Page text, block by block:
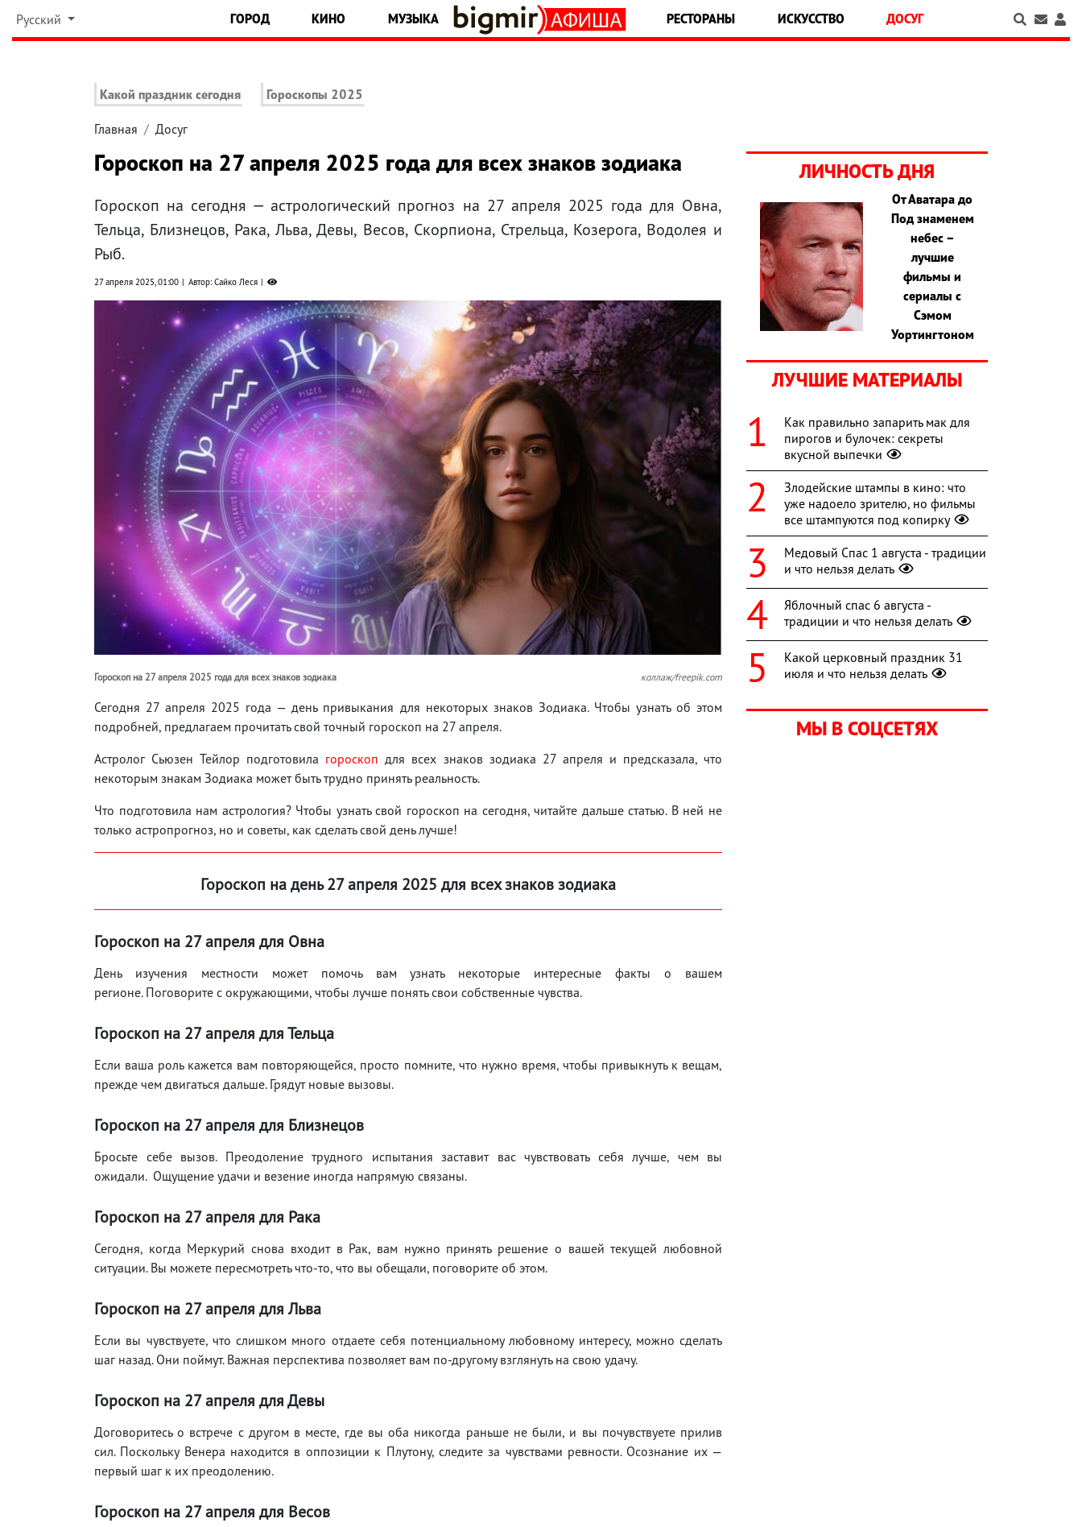
Русский ГОРОД КИНО МУЗЫКА РЕСТОРАНЫ ИСКУССТВО ДОСУГ
Какой праздник сегодня Гороскопы 2025
Главная Досуг
Гороскоп на 27 апреля 2025 года для всех знаков зодиака
Гороскоп на сегодня — астрологический прогноз на 27 апреля 2025 года для Овна,
Тельца, Близнецов, Рака, Льва, Девы, Весов, Скорпиона, Стрельца, Козерога, Водолея и
Рыб.
27 апреля 2025, 01:00 Автор: Сайко Леся
Гороскоп на 27 апреля 2025 года для всех знаков зодиака коллаж/freepik.com
Сегодня 27 апреля 2025 года — день привыкания для некоторых знаков Зодиака. Чтобы узнать об этом
подробней, предлагаем прочитать свой точный гороскоп на 27 апреля.
Астролог Сьюзен Тейлор подготовила гороскоп для всех знаков зодиака 27 апреля и предсказала, что
некоторым знакам Зодиака может быть трудно принять реальность.
Что подготовила нам астрология? Чтобы узнать свой гороскоп на сегодня, читайте дальше статью. В ней не
только астропрогноз, но и советы, как сделать свой день лучше!
Гороскоп на день 27 апреля 2025 для всех знаков зодиака
Гороскоп на 27 апреля для Овна
День изучения местности может помочь вам узнать некоторые интересные факты о вашем
регионе. Поговорите с окружающими, чтобы лучше понять свои собственные чувства.
Гороскоп на 27 апреля для Тельца
Если ваша роль кажется вам повторяющейся, просто помните, что нужно время, чтобы привыкнуть к вещам,
прежде чем двигаться дальше. Грядут новые вызовы.
Гороскоп на 27 апреля для Близнецов
Бросьте себе вызов. Преодоление трудного испытания заставит вас чувствовать себя лучше, чем вы
ожидали. Ощущение удачи и везение иногда напрямую связаны.
Гороскоп на 27 апреля для Рака
Сегодня, когда Меркурий снова входит в Рак, вам нужно принять решение о вашей текущей любовной
ситуации. Вы можете пересмотреть что-то, что вы обещали, поговорите об этом.
Гороскоп на 27 апреля для Льва
Если вы чувствуете, что слишком много отдаете себя потенциальному любовному интересу, можно сделать
шаг назад. Они поймут. Важная перспектива позволяет вам по-другому взглянуть на свою удачу.
Гороскоп на 27 апреля для Девы
Договоритесь о встрече с другом в месте, где вы оба никогда раньше не были, и вы почувствуете прилив
сил. Поскольку Венера находится в оппозиции к Плутону, следите за чувствами ревности. Осознание их —
первый шаг к их преодолению.
Гороскоп на 27 апреля для Весов
ЛИЧНОСТЬ ДНЯ
От Аватара до
Под знаменем
небес –
лучшие
фильмы и
сериалы с
Сэмом
Уортингтоном
ЛУЧШИЕ МАТЕРИАЛЫ
Как правильно запарить мак для
пирогов и булочек: секреты
вкусной выпечки
Злодейские штампы в кино: что
уже надоело зрителю, но фильмы
все штампуются под копирку
Медовый Спас 1 августа - традиции
и что нельзя делать
Яблочный спас 6 августа -
традиции и что нельзя делать
Какой церковный праздник 31
июля и что нельзя делать
МЫ В СОЦСЕТЯХ